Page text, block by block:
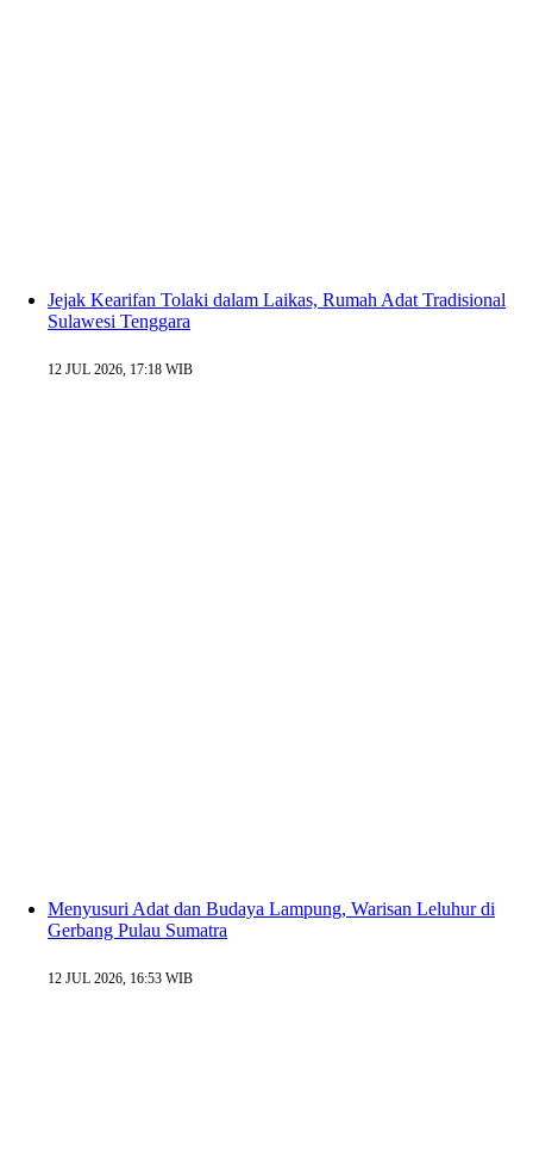
Jejak Kearifan Tolaki dalam Laikas, Rumah Adat Tradisional
Sulawesi Tenggara
12 JUL 2026, 17:18 WIB
Menyusuri Adat dan Budaya Lampung, Warisan Leluhur di
Gerbang Pulau Sumatra
12 JUL 2026, 16:53 WIB